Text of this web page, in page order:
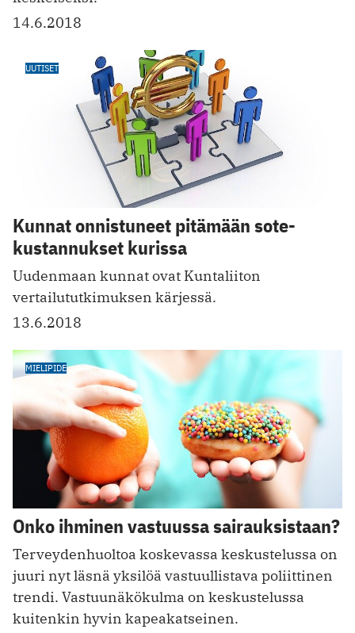
14.6.2018
UUTISET
Kunnat onnistuneet pitämään sote-
kustannukset kurissa
Uudenmaan kunnat ovat Kuntaliiton
vertailututkimuksen kärjessä.
13.6.2018
MIELIPIDE
Onko ihminen vastuussa sairauksistaan?
Terveydenhuoltoa koskevassa keskustelussa on
juuri nyt läsnä yksilöä vastuullistava poliittinen
trendi. Vastuunäkökulma on keskustelussa
kuitenkin hyvin kapeakatseinen.